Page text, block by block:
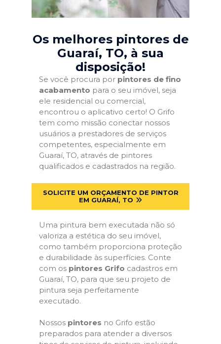
Os melhores pintores de
Guaraí, TO, à sua
disposição!
Se você procura por pintores de fino
acabamento para o seu imóvel, seja
ele residencial ou comercial,
encontrou o aplicativo certo! O Grifo
tem como missão conectar nossos
usuários a prestadores de serviços
competentes, especialmente em
Guaraí, TO, através de pintores
qualificados e cadastrados na região.
SOLICITE UM ORÇAMENTO DE PINTOR
EM GUARAÍ, TO
Uma pintura bem executada não só
valoriza a estética do seu imóvel,
como também proporciona proteção
e durabilidade às superfícies. Conte
com os pintores Grifo cadastros em
Guaraí, TO, para que seu projeto de
pintura seja perfeitamente
executado.
Nossos pintores no Grifo estão
preparados para atender a diversos